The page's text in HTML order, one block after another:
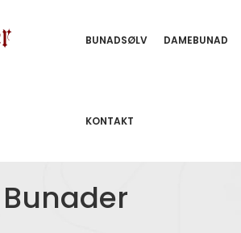
BUNADSØLV DAMEBUNAD
KONTAKT